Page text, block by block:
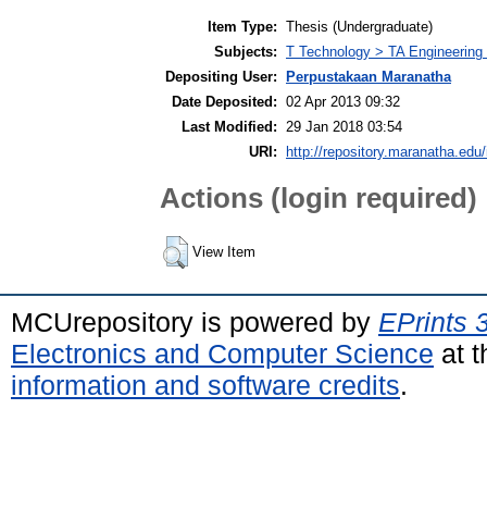
Item Type: Thesis (Undergraduate)
Subjects: T Technology > TA
Depositing User:
Perpustakaan Maranatha
Date Deposited: 02 Apr 2013 09:32
Last Modified:
29 Jan 2018 03:54
URI:
http://
Actions (login required)
View Item
MCUrepository is powered by EPrints
Electronics and Computer Science at
information and software credits.